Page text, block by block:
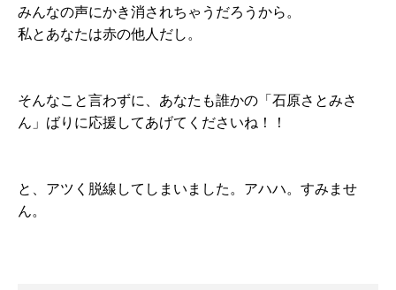
みんなの声にかき消されちゃうだろうから。
私とあなたは赤の他人だし。
そんなこと言わずに、あなたも誰かの「石原さとみさ
ん」ばりに応援してあげてくださいね！！
と、アツく脱線してしまいました。アハハ。すみませ
ん。